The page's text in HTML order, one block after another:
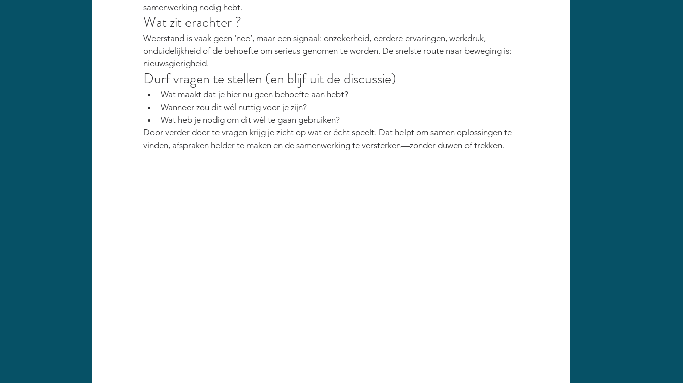
samenwerking nodig hebt.
Wat zit erachter ?
Weerstand is vaak geen ‘nee’, maar een signaal: onzekerheid, eerdere ervaringen, werkdruk,
onduidelijkheid of de behoefte om serieus genomen te worden. De snelste route naar beweging is:
nieuwsgierigheid.
Durf vragen te stellen (en blijf uit de discussie)
Wat maakt dat je hier nu geen behoefte aan hebt?
Wanneer zou dit wél nuttig voor je zijn?
Wat heb je nodig om dit wél te gaan gebruiken?
Door verder door te vragen krijg je zicht op wat er écht speelt. Dat helpt om samen oplossingen te
vinden, afspraken helder te maken en de samenwerking te versterken—zonder duwen of trekken.